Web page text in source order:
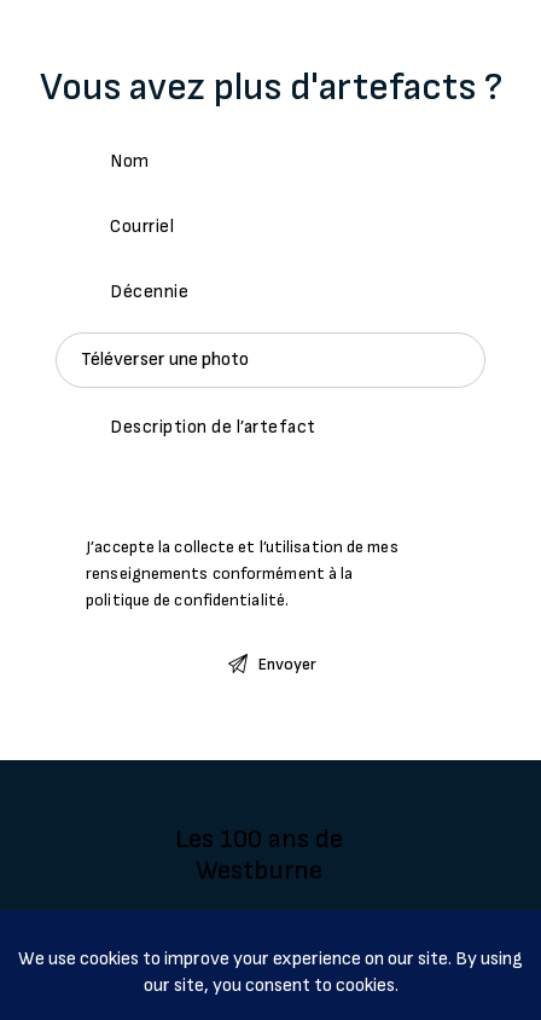
Vous avez plus d'artefacts ?
Téléverser une photo
J’accepte la collecte et l’utilisation de mes
renseignements conformément à la
politique de confidentialité.
Les 100 ans de
Westburne